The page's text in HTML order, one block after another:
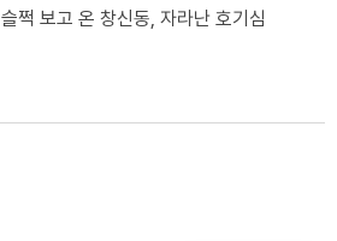
슬쩍 보고 온 창신동, 자라난 호기심